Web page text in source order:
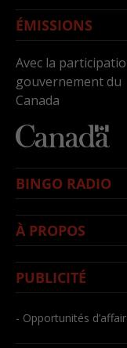
ÉMISSIONS
Avec la
gouvernement du
Canada
BINGO RADIO
À PROPOS
PUBLICITÉ
- Opportunités